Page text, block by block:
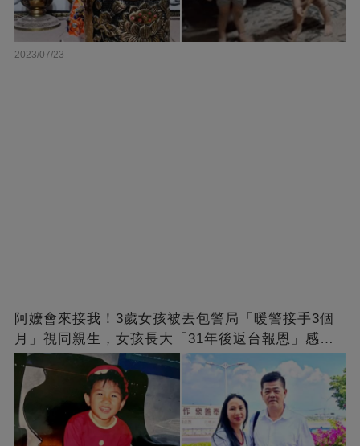
2023/07/23
阿嬤會來接我！3歲女孩被丟包警局「暖警接手3個
月」視同親生，女孩長大「31年後返台報恩」感動
全網